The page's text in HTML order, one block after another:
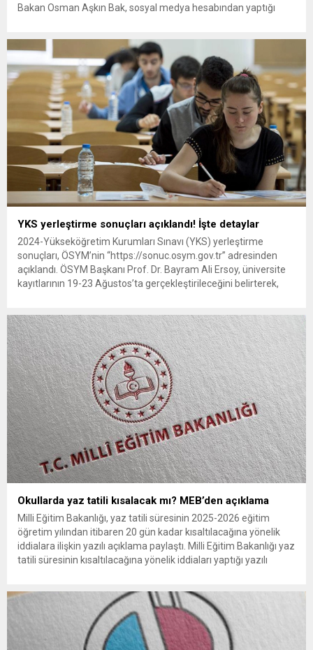
Bakan Osman Aşkın Bak, sosyal medya hesabından yaptığı
sınıf öğrencileri için GSB yurt başvurularının başladığını bildirdi.
Öğrenciler, GSB yurt başvurularını 24 Ağustos Cumartesi...
YKS yerleştirme sonuçları açıklandı! İşte detaylar
2024-Yükseköğretim Kurumları Sınavı (YKS) yerleştirme
sonuçları, ÖSYM’nin “https://sonuc.osym.gov.tr” adresinden
açıklandı. ÖSYM Başkanı Prof. Dr. Bayram Ali Ersoy, üniversite
kayıtlarının 19-23 Ağustos’ta gerçekleştirileceğini belirterek,
YKS sonuçlarına göre adaylardan alınan tercihler
doğrultusunda, 2024-YKS yükseköğretim programlarına
merkezi yerleştirme işlemleri tamamlandı.
Adaylar, yerleştirme...
Okullarda yaz tatili kısalacak mı? MEB’den açıklama
Milli Eğitim Bakanlığı, yaz tatili süresinin 2025-2026 eğitim
öğretim yılından itibaren 20 gün kadar kısaltılacağına yönelik
iddialara ilişkin yazılı açıklama paylaştı. Milli Eğitim Bakanlığı yaz
tatili süresinin kısaltılacağına yönelik iddiaları yaptığı yazılı
siteleri ve sosyal medya...